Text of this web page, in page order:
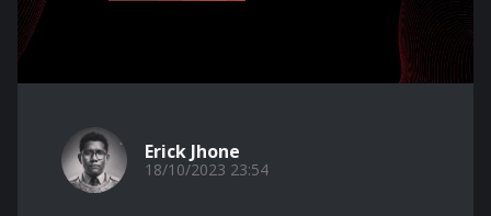
Erick Jhone
18/10/2023 23:54